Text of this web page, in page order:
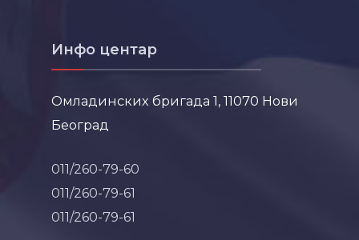
Инфо центар
Омладинских бригада 1, 11070 Нови
Београд
011/260-79-60
011/260-79-61
011/260-79-61